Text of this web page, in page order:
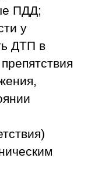
ПДД;
у
ДТП в